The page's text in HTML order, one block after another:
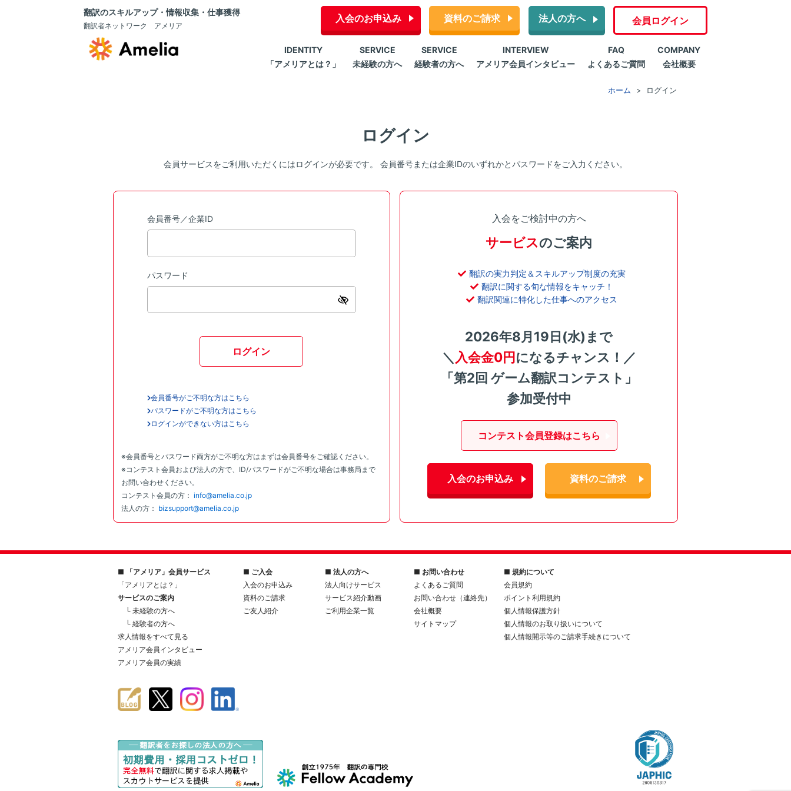
翻訳のスキルアップ・情報収集・仕事獲得
翻訳者ネットワーク アメリア
入会のお申込み 資料のご請求 法人の方へ 会員ログイン
IDENTITY
「アメリアとは？」
SERVICE
未経験の方へ
SERVICE
経験者の方へ
INTERVIEW
アメリア会員インタビュー
FAQ
よくあるご質問
COMPANY
会社概要
ホーム ログイン
ログイン
会員サービスをご利用いただくにはログインが必要です。 会員番号または企業IDのいずれかとパスワードをご入力ください。
会員番号／企業ID
パスワード
ログイン
会員番号がご不明な方はこちら
パスワードがご不明な方はこちら
ログインができない方はこちら
※会員番号とパスワード両方がご不明な方はまずは会員番号をご確認ください。
※コンテスト会員および法人の方で、ID/パスワードがご不明な場合は事務局まで
お問い合わせください。
コンテスト会員の方： info@amelia.co.jp
法人の方： bizsupport@amelia.co.jp
入会をご検討中の方へ
サービスのご案内
翻訳の実力判定＆スキルアップ制度の充実
翻訳に関する旬な情報をキャッチ！
翻訳関連に特化した仕事へのアクセス
2026年8月19日(水)まで
＼ 入会金0円になるチャンス！／
「第2回 ゲーム翻訳コンテスト」
参加受付中
コンテスト会員登録はこちら
入会のお申込み 資料のご請求
■ 「アメリア」会員サービス
「アメリアとは？」
サービスのご案内
└ 未経験の方へ
└ 経験者の方へ
求人情報をすべて見る
アメリア会員インタビュー
アメリア会員の実績
■ ご入会
入会のお申込み
資料のご請求
ご友人紹介
■ 法人の方へ
法人向けサービス
サービス紹介動画
ご利用企業一覧
■ お問い合わせ
よくあるご質問
お問い合わせ（連絡先）
会社概要
サイトマップ
■ 規約について
会員規約
ポイント利用規約
個人情報保護方針
個人情報のお取り扱いについて
個人情報開示等のご請求手続きについて